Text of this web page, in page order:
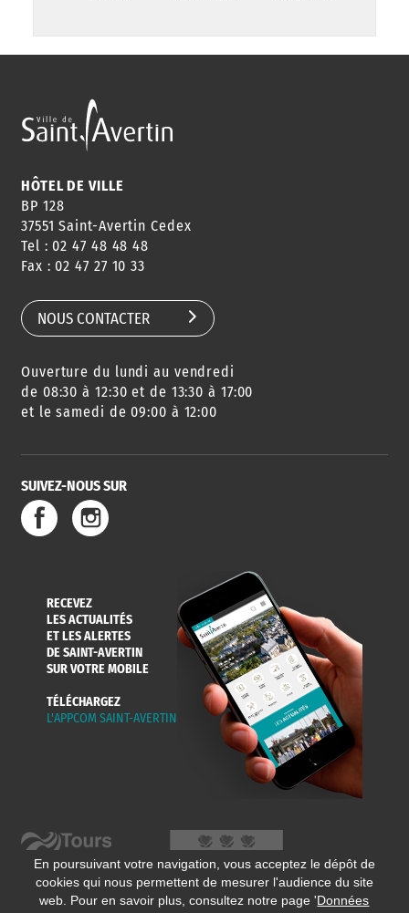
HÔTEL DE VILLE
BP 128
37551 Saint-Avertin Cedex
Tel : 02 47 48 48 48
Fax : 02 47 27 10 33
NOUS CONTACTER
Ouverture du lundi au vendredi
de 08:30 à 12:30 et de 13:30 à 17:00
et le samedi de 09:00 à 12:00
SUIVEZ-NOUS SUR
RECEVEZ
LES ACTUALITÉS
ET LES ALERTES
DE SAINT-AVERTIN
SUR VOTRE MOBILE
TÉLÉCHARGEZ
L'APPCOM SAINT-AVERTIN
En poursuivant votre navigation, vous acceptez le dépôt de
cookies qui nous permettent de mesurer l'audience du site
web. Pour en savoir plus, consultez notre page 'Données